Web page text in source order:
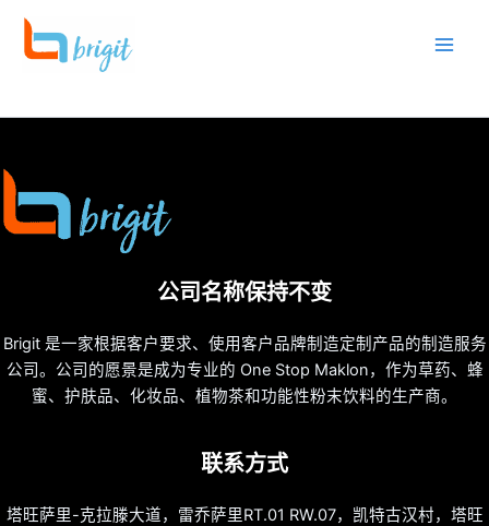
公司名称保持不变
Brigit 是一家根据客户要求、使用客户品牌制造定制产品的制造服务
公司。公司的愿景是成为专业的 One Stop Maklon，作为草药、蜂
蜜、护肤品、化妆品、植物茶和功能性粉末饮料的生产商。
联系方式
塔旺萨里-克拉滕大道，雷乔萨里RT.01 RW.07，凯特古汉村，塔旺